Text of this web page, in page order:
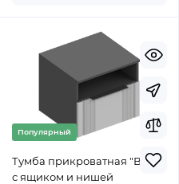
Популярный
Тумба прикроватная "Вита"
с ящиком и нишей